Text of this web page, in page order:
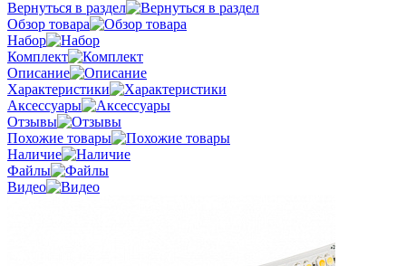
Вернуться в раздел
Обзор товара
Набор
Комплект
Описание
Характеристики
Аксессуары
Отзывы
Похожие товары
Наличие
Файлы
Видео